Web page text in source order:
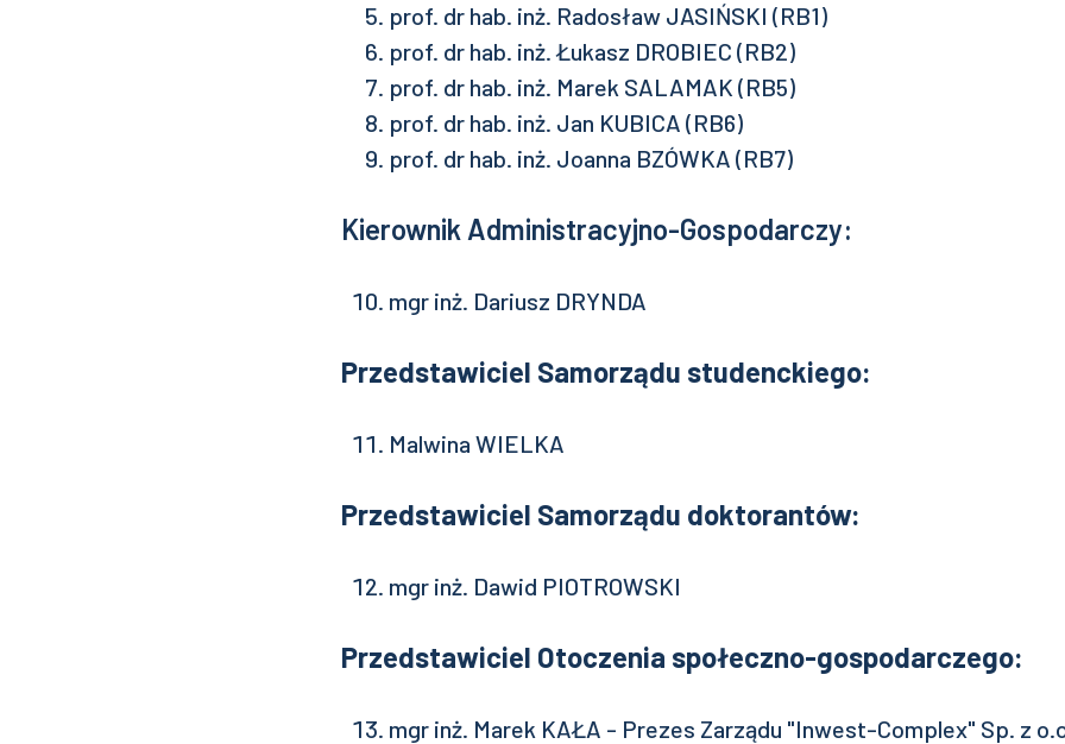
prof. dr hab. inż. Radosław JASIŃSKI (RB1)
prof. dr hab. inż. Łukasz DROBIEC (RB2)
prof. dr hab. inż. Marek SALAMAK (RB5)
prof. dr hab. inż. Jan KUBICA (RB6)
prof. dr hab. inż. Joanna BZÓWKA (RB7)
Kierownik Administracyjno-Gospodarczy:
mgr inż. Dariusz DRYNDA
Przedstawiciel Samorządu studenckiego:
Malwina WIELKA
Przedstawiciel Samorządu doktorantów:
mgr inż. Dawid PIOTROWSKI
Przedstawiciel Otoczenia społeczno-gospodarczego:
mgr inż. Marek KAŁA - Prezes Zarządu "Inwest-Complex" Sp. z